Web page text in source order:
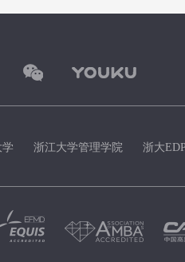
浙江大学管理学院 浙大